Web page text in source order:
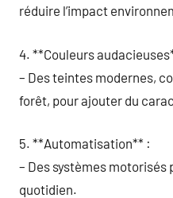
réduire l’impact
4. **Couleurs
– Des teintes modernes,
forêt, pour ajouter du
5. **Automatisation** :
– Des systèmes motorisés
quotidien.